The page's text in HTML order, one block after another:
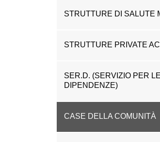
STRUTTURE DI SALUTE
STRUTTURE PRIVATE
SER.D. (SERVIZIO PER LE
DIPENDENZE)
CASE DELLA COMUNITÀ